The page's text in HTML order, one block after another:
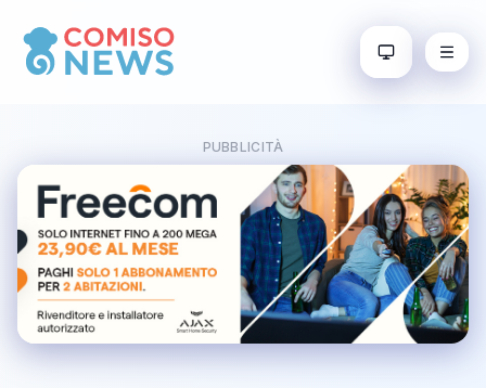
PUBBLICITÀ